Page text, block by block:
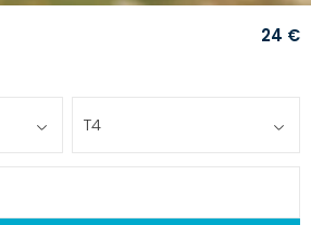
1 2
24 €
T4